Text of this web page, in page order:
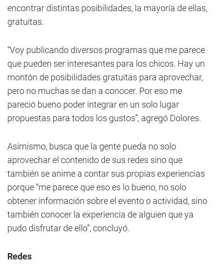
encontrar distintas posibilidades, la mayoría de ellas,
gratuitas.
“Voy publicando diversos programas que me parece
que pueden ser interesantes para los chicos. Hay un
montón de posibilidades gratuitas para aprovechar,
pero no muchas se dan a conocer. Por eso me
pareció bueno poder integrar en un solo lugar
propuestas para todos los gustos”, agregó Dolores.
Asimismo, busca que la gente pueda no solo
aprovechar el contenido de sus redes sino que
también se anime a contar sus propias experiencias
porque “me parece que eso es lo bueno, no solo
obtener información sobre el evento o actividad, sino
también conocer la experiencia de alguien que ya
pudo disfrutar de ello”, concluyó.
Redes